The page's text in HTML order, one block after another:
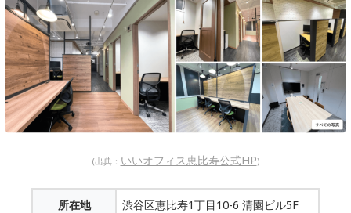
(出典： いいオフィス恵比寿公式HP)
所在地 渋谷区恵比寿1丁目10-6 清園ビル5F